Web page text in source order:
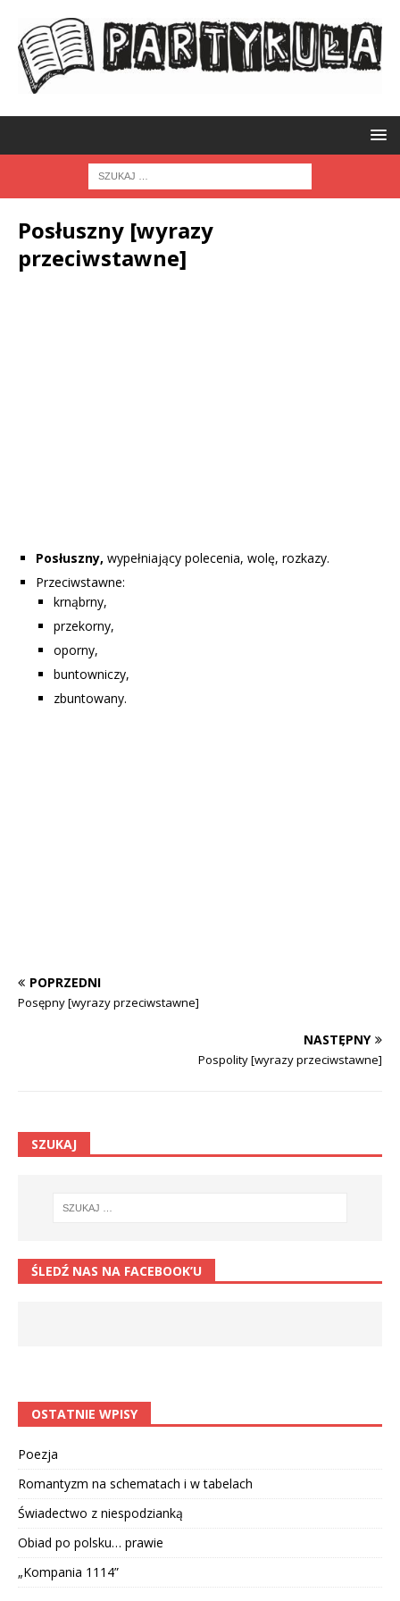
Posłuszny [wyrazy
przeciwstawne]
Posłuszny, wypełniający polecenia, wolę, rozkazy.
Przeciwstawne:
krnąbrny,
przekorny,
oporny,
buntowniczy,
zbuntowany.
POPRZEDNI
Posępny [wyrazy przeciwstawne]
NASTĘPNY
Pospolity [wyrazy przeciwstawne]
SZUKAJ
ŚLEDŹ NAS NA FACEBOOK’U
OSTATNIE WPISY
Poezja
Romantyzm na schematach i w tabelach
Świadectwo z niespodzianką
Obiad po polsku… prawie
„Kompania 1114”